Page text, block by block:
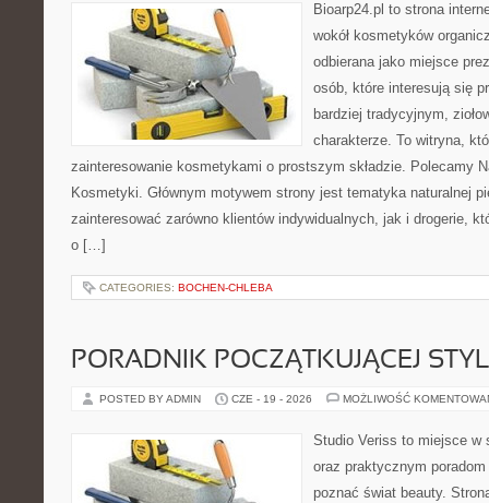
Bioarp24.pl to strona
wokół kosmetyków
odbierana jako miejsce
osób, które interesują się
bardziej tradycyjnym,
charakterze. To witryna,
zainteresowanie kosmetykami o prostszym składzie. Polecamy
Kosmetyki. Głównym motywem strony jest tematyka naturalnej
zainteresować zarówno klientów indywidualnych, jak i drogerie,
o […]
CATEGORIES: BOCHEN-CHLEBA
PORADNIK POCZĄTKUJĄCEJ
POSTED BY ADMIN CZE - 19 - 2026 MOŻLIWOŚĆ
Studio Veriss to miejsce w
oraz praktycznym
poznać świat beauty.